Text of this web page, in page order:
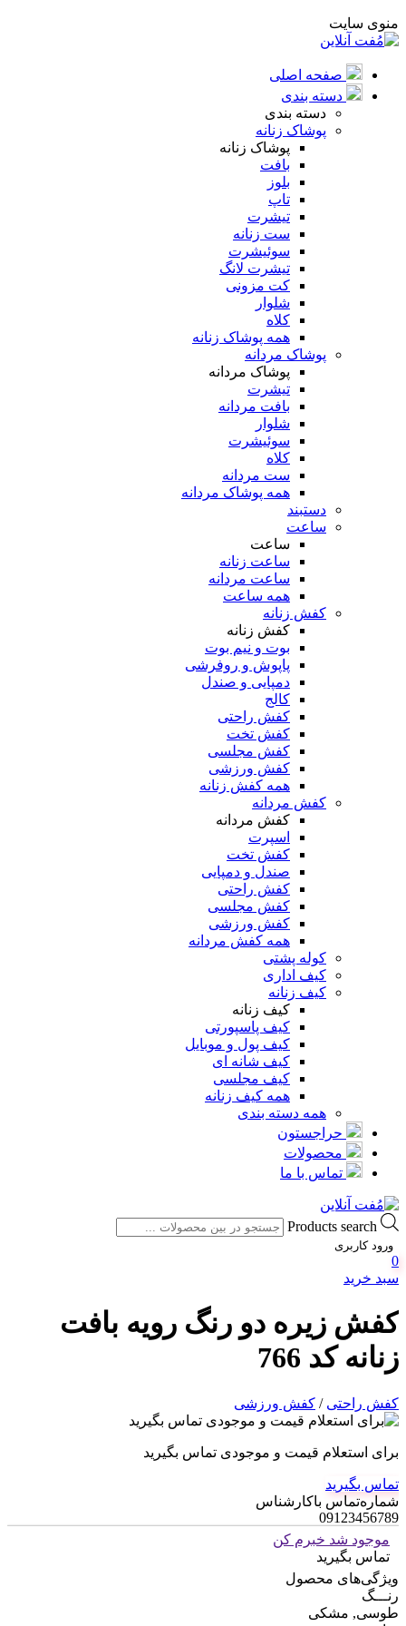
منوی سایت
صفحه اصلی
دسته بندی
دسته بندی
پوشاک زنانه
پوشاک زنانه
بافت
بلوز
تاپ
تیشرت
ست زنانه
سوئیشرت
تیشرت لانگ
کت مزونی
شلوار
کلاه
همه پوشاک زنانه
پوشاک مردانه
پوشاک مردانه
تیشرت
بافت مردانه
شلوار
سوئیشرت
کلاه
ست مردانه
همه پوشاک مردانه
دستبند
ساعت
ساعت
ساعت زنانه
ساعت مردانه
همه ساعت
کفش زنانه
کفش زنانه
بوت و نیم بوت
پاپوش و روفرشی
دمپایی و صندل
کالج
کفش راحتی
کفش تخت
کفش مجلسی
کفش ورزشی
همه کفش زنانه
کفش مردانه
کفش مردانه
اسپرت
کفش تخت
صندل و دمپایی
کفش راحتی
کفش مجلسی
کفش ورزشی
همه کفش مردانه
کوله پشتی
کیف اداری
کیف زنانه
کیف زنانه
کیف پاسپورتی
کیف پول و موبایل
کیف شانه ای
کیف مجلسی
همه کیف زنانه
همه دسته بندی
حراجستون
محصولات
تماس با ما
Products search
ورود کاربری
0
سبد خرید
کفش زیره دو رنگ رویه بافت
زنانه کد 766
کفش راحتی / کفش ورزشی
برای استعلام قیمت و موجودی تماس بگیرید
تماس بگیرید
شماره‌تماس‌ با‌کارشناس
09123456789
موجود شد خبرم کن
تماس بگیرید
ویژگی‌های محصول
رنـــگ
طوسی, مشکی